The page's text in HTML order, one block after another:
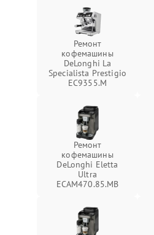
Ремонт
кофемашины
DeLonghi La
Specialista Prestigio
EC9355.M
Ремонт
кофемашины
DeLonghi Eletta
Ultra
ECAM470.85.MB